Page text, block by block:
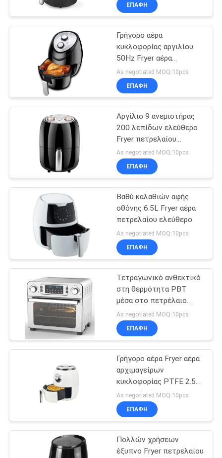
ΈΛΕΓΧΟΣ
ΕΠΑΦΉ
ΜΕ
ΕΙΔΉΣΕΙΣ
ΠΕΡΙΠΤΏΣΕΙΣ
SHOPPING
SITEMAP
PRIVACY
POLICY
Φω'τα επιτροπής
των μικρών
οδηγήσεων
32
Φωτεινοί
σηματοδότες των
υπαίθριων
οδηγήσεων
106
Χρωματισμένα
φω'τα λουρίδων
των οδηγήσεων
22
Φω'τα των
βιομηχανικών
υψηλών
οδηγήσεων κόλπων
21
ΕΠΑΦΉ
Γρήγορο αέρα
κυκλοφορίας αργιλίου
50Hz Fryer αέρα
πετρελαίου ελεύθερο
As negotiated MOQ:10pcs
ΕΠΑΦΉ
Αργίλιο 9 ανεμιστήρας
200 λεπίδων ελεύθερο
Fryer πετρελαίου
Κελσίου
As negotiated MOQ:10pcs
ΕΠΑΦΉ
Βαθύ καλαθιών αφής
οθόνης 6.5L Fryer αέρα
πετρελαίου ελεύθερο
As negotiated MOQ:10pcs
ΕΠΑΦΉ
Τετραγωνικό ανθεκτικό
στη θερμότητα PBT
μέσα στο πετρέλαιο
λιγότερος Fryer
φούρνος
As negotiated MOQ:10pcs
ΕΠΑΦΉ
Γρήγορο αέρα Fryer αέρα
αρχιμαγείρων
κυκλοφορίας PTFE 2.5L
έξυπνο
As negotiated MOQ:10pcs
ΕΠΑΦΉ
Πολλών χρήσεων
έξυπνο Fryer πετρελαίου